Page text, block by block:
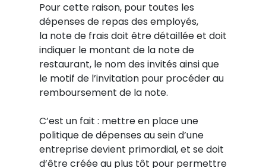
Pour cette raison, pour toutes les
dépenses de repas des employés,
la note de frais doit être détaillée et doit
indiquer le montant de la note de
restaurant, le nom des invités ainsi que
le motif de l’invitation pour procéder au
remboursement de la note.
C’est un fait : mettre en place une
politique de dépenses au sein d’une
entreprise devient primordial, et se doit
d’être créée au plus tôt pour permettre